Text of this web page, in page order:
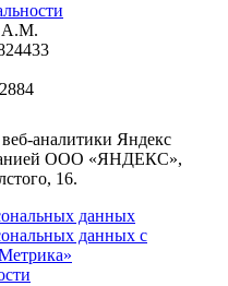
А.М.
аналитики Яндекс
ООО «ЯНДЕКС»,
16.
данных
данных с